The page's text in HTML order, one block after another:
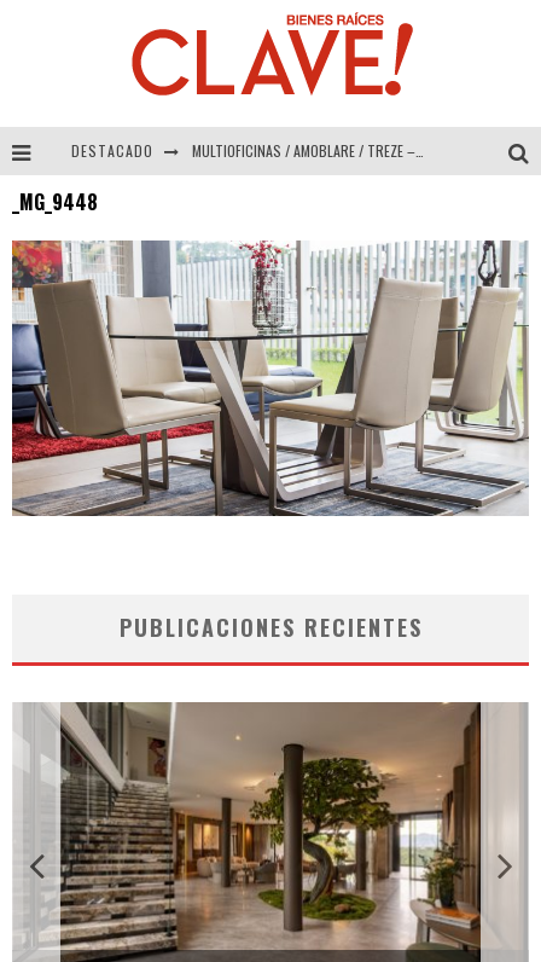
DESTACADO MULTIOFICINAS / AMOBLARE / TREZE – Especial Interiorismo & Decoración 2026
COLINEAL – Especial Interiorismo & Decoración 2026
ADRIANA HOYOS DESIGN STUDIO – Especial Interiorismo & Decoración 2026
_MG_9448
PUBLICACIONES RECIENTES